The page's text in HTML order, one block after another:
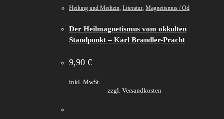
Heilung und Medizin, Literatur, Magnetismus / Od
Der Heilmagnetismus vom okkulten
Standpunkt – Karl Brandler-Pracht
9,90 €
inkl. MwSt.
zzgl. Versandkosten